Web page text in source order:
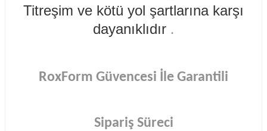
Titreşim ve kötü yol şartlarına karşı
dayanıklıdır .
RoxForm Güvencesi İle Garantili
Sipariş Süreci